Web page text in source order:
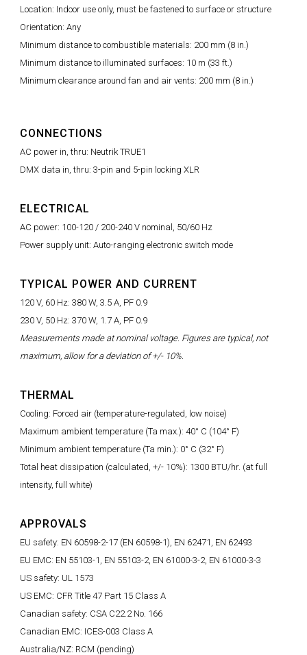
Location: Indoor use only, must be fastened to surface or structure
Orientation: Any
Minimum distance to combustible materials: 200 mm (8 in.)
Minimum distance to illuminated surfaces: 10 m (33 ft.)
Minimum clearance around fan and air vents: 200 mm (8 in.)
CONNECTIONS
AC power in, thru: Neutrik TRUE1
DMX data in, thru: 3-pin and 5-pin locking XLR
ELECTRICAL
AC power: 100-120 / 200-240 V nominal, 50/60 Hz
Power supply unit: Auto-ranging electronic switch mode
TYPICAL POWER AND CURRENT
120 V, 60 Hz: 380 W, 3.5 A, PF 0.9
230 V, 50 Hz: 370 W, 1.7 A, PF 0.9
Measurements made at nominal voltage. Figures are typical, not
maximum, allow for a deviation of +/- 10%.
THERMAL
Cooling: Forced air (temperature-regulated, low noise)
Maximum ambient temperature (Ta max.): 40° C (104° F)
Minimum ambient temperature (Ta min.): 0° C (32° F)
Total heat dissipation (calculated, +/- 10%): 1300 BTU/hr. (at full
intensity, full white)
APPROVALS
EU safety: EN 60598-2-17 (EN 60598-1), EN 62471, EN 62493
EU EMC: EN 55103-1, EN 55103-2, EN 61000-3-2, EN 61000-3-3
US safety: UL 1573
US EMC: CFR Title 47 Part 15 Class A
Canadian safety: CSA C22.2 No. 166
Canadian EMC: ICES-003 Class A
Australia/NZ: RCM (pending)